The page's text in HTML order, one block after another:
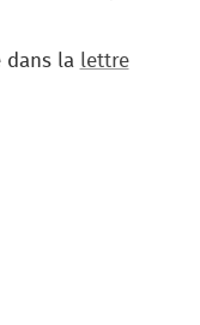
dans la
lettre